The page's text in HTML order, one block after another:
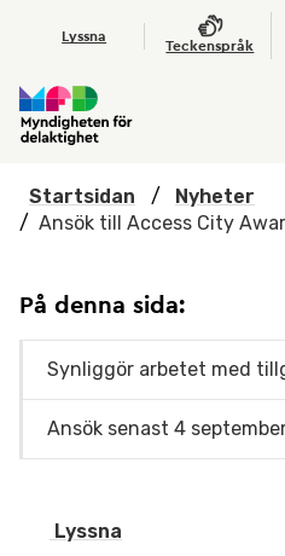
Hoppa till huvudmenyn
Lyssna
Teckenspråk
Startsidan /
Nyheter
/ Ansök till Access City
Lyssna
På denna sida:
Synliggör arbetet med
Ansök senast 4